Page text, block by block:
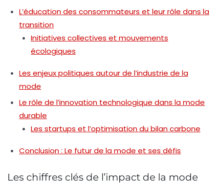
L’éducation des consommateurs et leur rôle dans la
transition
Initiatives collectives et mouvements
écologiques
Les enjeux politiques autour de l’industrie de la
mode
Le rôle de l’innovation technologique dans la mode
durable
Les startups et l’optimisation du bilan carbone
Conclusion : Le futur de la mode et ses défis
Les chiffres clés de l’impact de la mode